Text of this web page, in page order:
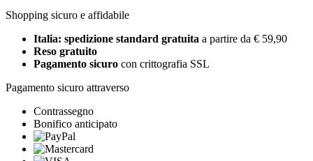
Shopping sicuro e affidabile
Italia: spedizione standard gratuita a partire da € 59,90
Reso gratuito
Pagamento sicuro con crittografia SSL
Pagamento sicuro attraverso
Contrassegno
Bonifico anticipato